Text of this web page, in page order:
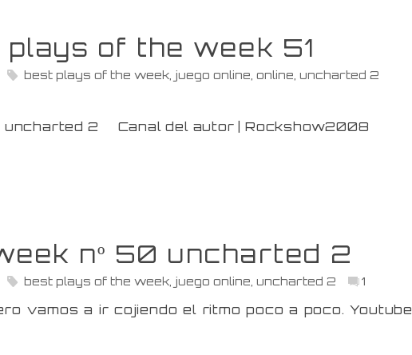
of the week 51
best plays of the week juego online ,online ,uncharted 2
uncharted 2 Canal del autor | Rockshow2008
nº 50 uncharted 2
best plays of the week juego online ,uncharted 2 1
vamos a ir cojiendo el ritmo poco a poco. Youtube